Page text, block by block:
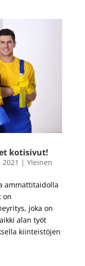
kotisivut!
| Yleinen
ammattitaidolla
on
joka on
alan työt
kiinteistöjen